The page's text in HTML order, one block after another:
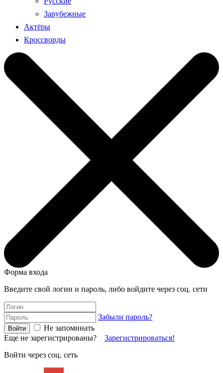
Зарубежные
Актёры
Кроссворды
Форма входа
Введите свой логин и пароль, либо войдите через соц. сети
Забыли пароль?
Не запоминать
Еще не зарегистрированы? Зарегистрироваться!
Войти через соц. сеть